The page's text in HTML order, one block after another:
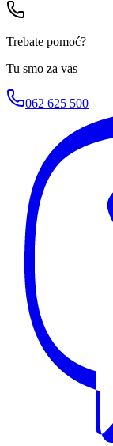
Trebate pomoć?
Tu smo za vas
062 625 500